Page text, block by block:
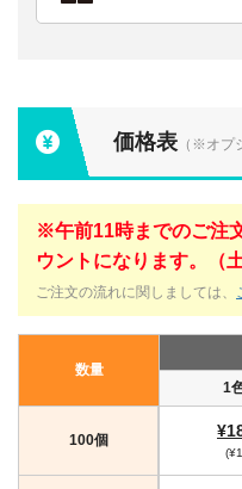
価格表 （※オプ
※午前11時までのご注
ウントになります。（
ご注文の流れに関しましては、
数量
1
100個